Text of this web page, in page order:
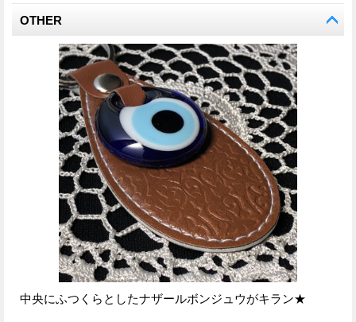
OTHER
中央にふつくらとしたナザールボンジュウがキラン★